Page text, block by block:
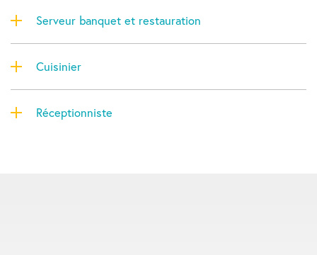
Serveur banquet et restauration
Cuisinier
Réceptionniste